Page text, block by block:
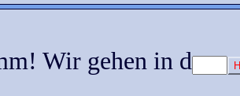
Wir gehen in d